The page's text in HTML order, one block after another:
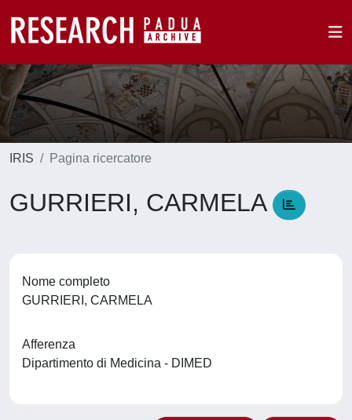
IRIS Pagina ricercatore
GURRIERI, CARMELA
Nome completo
GURRIERI, CARMELA
Afferenza
Dipartimento di Medicina - DIMED